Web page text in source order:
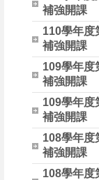
補強開課
110學年度
補強開課
109學年度
補強開課
109學年度
補強開課
108學年度
補強開課
108學年度